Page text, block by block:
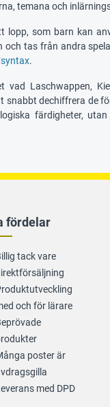
temana och
lopp, som barn kan
tas från andra
.
Laschwappen,
snabbt dechiffrera de
färdigheter,
fördelar
tack vare
och för lärare
poster är
med DPD